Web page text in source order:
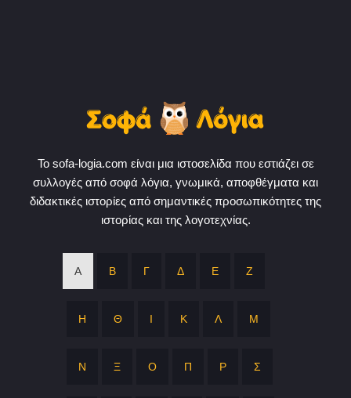
Το sofa-logia.com είναι μια ιστοσελίδα που εστιάζει σε
συλλογές από σοφά λόγια, γνωμικά, αποφθέγματα και
διδακτικές ιστορίες από σημαντικές προσωπικότητες της
ιστορίας και της λογοτεχνίας.
Α Β Γ Δ Ε Ζ
Η Θ Ι Κ Λ Μ
Ν Ξ Ο Π Ρ Σ